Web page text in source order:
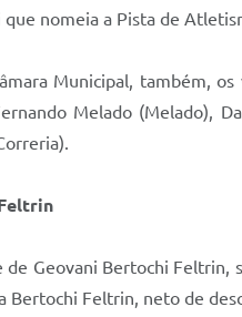
que nomeia a Pista de
Municipal, também,
Melado (Melado),
de Geovani Bertochi Feltrin,
Bertochi Feltrin, neto de